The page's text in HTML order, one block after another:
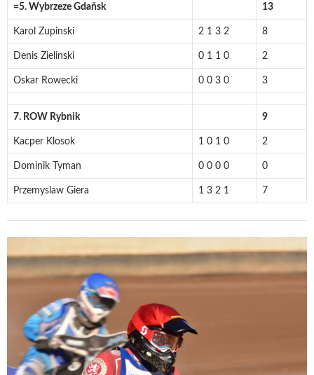
=5. Wybrzeze Gdaňsk 13
Karol Zupinski 2 1 3 2 8
Denis Zielinski 0 1 1 0 2
Oskar Rowecki 0 0 3 0 3
7. ROW Rybnik 9
Kacper Klosok 1 0 1 0 2
Dominik Tyman 0 0 0 0 0
Przemyslaw Giera 1 3 2 1 7